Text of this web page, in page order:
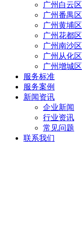
广州白云区
广州番禺区
广州黄埔区
广州花都区
广州南沙区
广州从化区
广州增城区
服务标准
服务案例
新闻资讯
企业新闻
行业资讯
常见问题
联系我们